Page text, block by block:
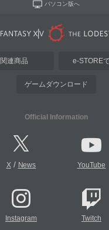
パソコン版へ
関連商品 e-STORE
ゲームダウンロード
Official Information
X/ News YouTube
Instagram Twitch